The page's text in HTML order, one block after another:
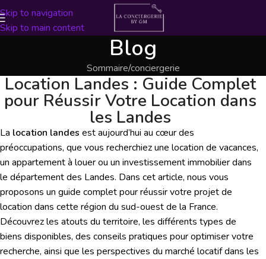
Skip to navigation
Skip to main content
Blog
Sommaire conciergerie
Location Landes : Guide Complet
pour Réussir Votre Location dans
les Landes
La location landes est aujourd’hui au cœur des
préoccupations, que vous recherchiez une location de vacances,
un appartement à louer ou un investissement immobilier dans
le département des Landes. Dans cet article, nous vous
proposons un guide complet pour réussir votre projet de
location dans cette région du sud-ouest de la France.
Découvrez les atouts du territoire, les différents types de
biens disponibles, des conseils pratiques pour optimiser votre
recherche, ainsi que les perspectives du marché locatif dans les